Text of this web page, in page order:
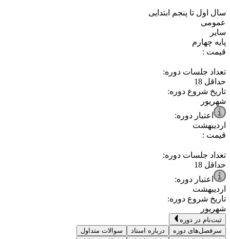
⁧سال اول تا پنجم ابتدایی⁩
⁧عمومی⁩
⁧سایر⁩
⁧پایه چهارم⁩
قیمت :
تعداد جلسات دوره:
حداقل 18
تاریخ شروع دوره:
شهریور
اعتبار دوره:
اردیبهشت
قیمت :
تعداد جلسات دوره:
حداقل 18
اعتبار دوره:
اردیبهشت
تاریخ شروع دوره:
شهریور
ثبت‌نام در دوره
سرفصل‌های دوره
درباره استاد
سوالات متداول